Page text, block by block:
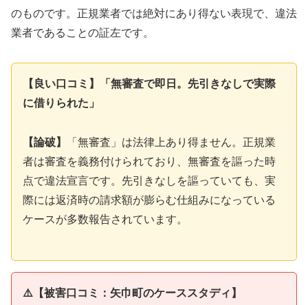
のものです。正規業者では絶対にあり得ない表現で、違法
業者であることの証左です。
【良い口コミ】「無審査で即日。先引きなしで実際
に借りられた」
【論破】
「無審査」は法律上あり得ません。正規業
者は審査を義務付けられており、無審査を謳った時
点で違法宣言です。先引きなしを謳っていても、実
際には返済時の請求額が膨らむ仕組みになっている
ケースが多数報告されています。
⚠️【被害口コミ：矢巾町のケーススタディ】